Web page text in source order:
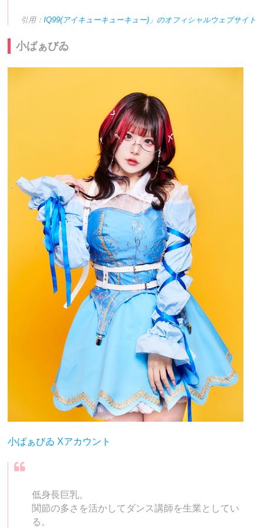
引用： IQ99(アイキューキューキュー)」のオフィシャルウェブサイト
小ばぁびゐ
小ばぁびゐ Xアカウント
低身長巨乳。
関節の多さを活かしてダンス講師を生業としてい
る。